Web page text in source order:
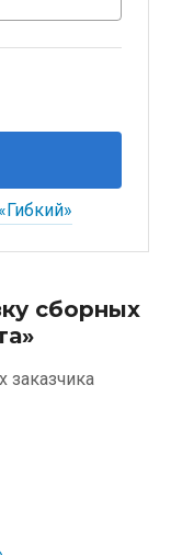
сборных
заказчика